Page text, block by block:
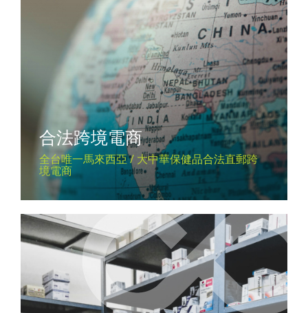
合法跨境電商
全台唯一馬來西亞 / 大中華保健品合法直郵跨
境電商